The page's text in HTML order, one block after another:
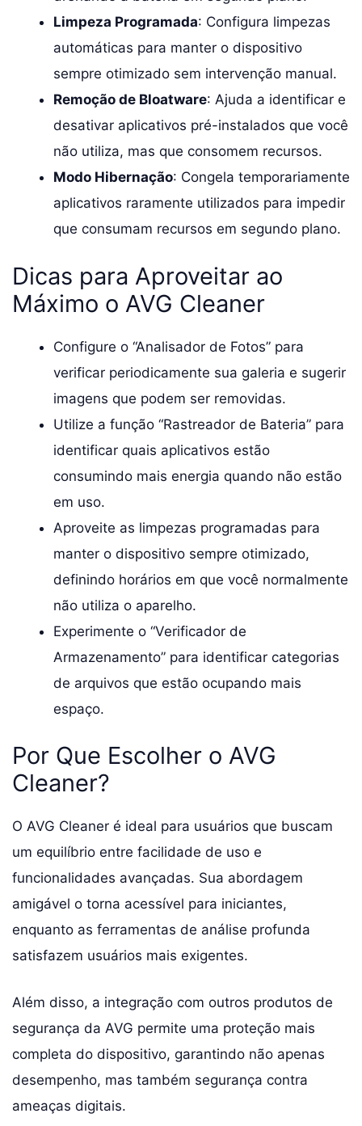
Limpeza Programada: Configura limpezas
automáticas para manter o dispositivo
sempre otimizado sem intervenção manual.
Remoção de Bloatware: Ajuda a identificar e
desativar aplicativos pré-instalados que você
não utiliza, mas que consomem recursos.
Modo Hibernação: Congela temporariamente
aplicativos raramente utilizados para impedir
que consumam recursos em segundo plano.
Dicas para Aproveitar ao
Máximo o AVG Cleaner
Configure o “Analisador de Fotos” para
verificar periodicamente sua galeria e sugerir
imagens que podem ser removidas.
Utilize a função “Rastreador de Bateria” para
identificar quais aplicativos estão
consumindo mais energia quando não estão
em uso.
Aproveite as limpezas programadas para
manter o dispositivo sempre otimizado,
definindo horários em que você normalmente
não utiliza o aparelho.
Experimente o “Verificador de
Armazenamento” para identificar categorias
de arquivos que estão ocupando mais
espaço.
Por Que Escolher o AVG
Cleaner?
O AVG Cleaner é ideal para usuários que buscam
um equilíbrio entre facilidade de uso e
funcionalidades avançadas. Sua abordagem
amigável o torna acessível para iniciantes,
enquanto as ferramentas de análise profunda
satisfazem usuários mais exigentes.
Além disso, a integração com outros produtos de
segurança da AVG permite uma proteção mais
completa do dispositivo, garantindo não apenas
desempenho, mas também segurança contra
ameaças digitais.